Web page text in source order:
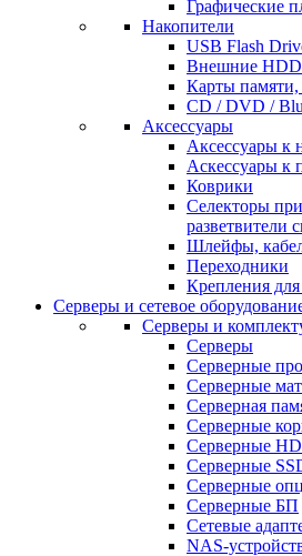
Графические
Накопители
USB Flash
Внешние
Карты памяти,
CD / DVD /
Аксессуары
Аксессуары к
Аскессуары к
Коврики
Селекторы
разветвители
Шлейфы,
Переходники
Крепления
Серверы и сетевое
Серверы и
Серверы
Серверные
Серверные
Серверная
Серверные
Серверные
Серверные
Серверные
Серверные БП
Сетевые
NAS-